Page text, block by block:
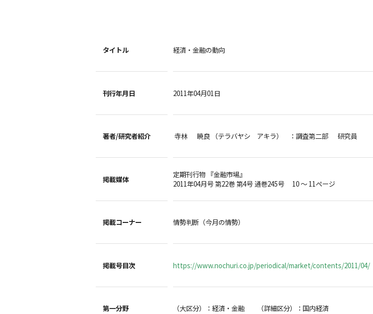
タイトル 経済・金融の動向
刊行年月日 2011年04月01日
著者/研究者紹介 寺林 暁良 （テラバヤシ アキラ） ：調査第二部 研究員
掲載媒体
定期刊行物 『金融市場』
2011年04月号 第22巻 第4号 通巻245号 10 ～ 11ページ
掲載コーナー 情勢判断（今月の情勢）
掲載号目次 https://www.nochuri.co.jp/periodical/market/contents/2011/04/
第一分野 （大区分）：経済・金融 （詳細区分）：国内経済